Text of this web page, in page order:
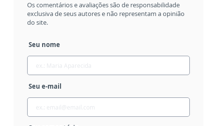
Os comentários e avaliações são de responsabilidade
exclusiva de seus autores e não representam a opinião
do site.
Seu nome
Seu e-mail